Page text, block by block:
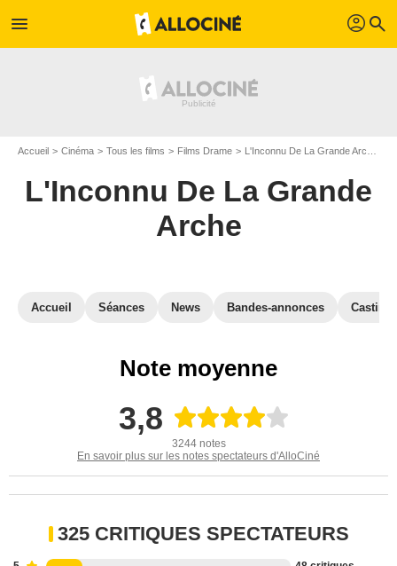
menu profil search
Accueil Cinéma Tous les films Films Drame L'Inconnu De La Grande Arche
L'Inconnu De La Grande
Arche
Accueil Séances News Bandes-annonces Casting
Note moyenne
3,8
3244 notes
En savoir plus sur les notes spectateurs d'AlloCiné
325 CRITIQUES SPECTATEURS